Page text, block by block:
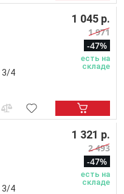
3/4
1 045 р.
1 971
-47%
есть на
складе
3/4
1 321 р.
2 493
-47%
есть на
складе